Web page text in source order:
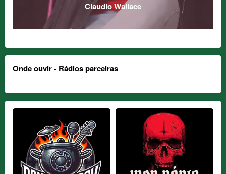
Claudio Wallace
Onde ouvir - Rádios parceiras